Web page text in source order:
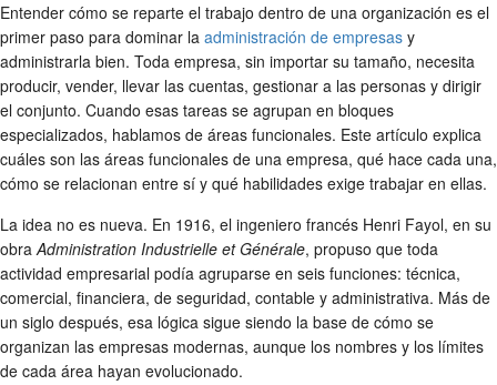
Entender cómo se reparte el trabajo dentro de una organización es el
primer paso para dominar la administración de empresas y
administrarla bien. Toda empresa, sin importar su tamaño, necesita
producir, vender, llevar las cuentas, gestionar a las personas y dirigir
el conjunto. Cuando esas tareas se agrupan en bloques
especializados, hablamos de áreas funcionales. Este artículo explica
cuáles son las áreas funcionales de una empresa, qué hace cada una,
cómo se relacionan entre sí y qué habilidades exige trabajar en ellas.
La idea no es nueva. En 1916, el ingeniero francés Henri Fayol, en su
obraAdministration Industrielle et Générale, propuso que toda
actividad empresarial podía agruparse en seis funciones: técnica,
comercial, financiera, de seguridad, contable y administrativa. Más de
un siglo después, esa lógica sigue siendo la base de cómo se
organizan las empresas modernas, aunque los nombres y los límites
de cada área hayan evolucionado.